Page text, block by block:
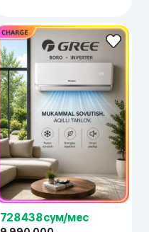
728 438 сум/мес